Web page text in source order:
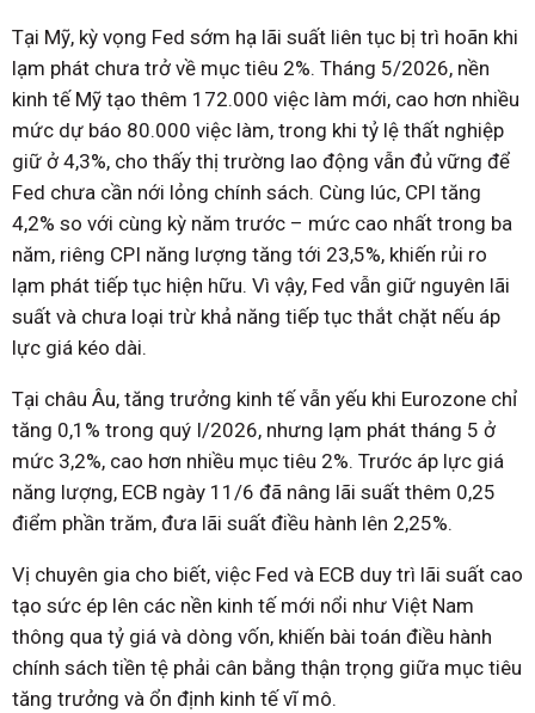
Tại Mỹ, kỳ vọng Fed sớm hạ lãi suất liên tục bị trì hoãn khi
lạm phát chưa trở về mục tiêu 2%. Tháng 5/2026, nền
kinh tế Mỹ tạo thêm 172.000 việc làm mới, cao hơn nhiều
mức dự báo 80.000 việc làm, trong khi tỷ lệ thất nghiệp
giữ ở 4,3%, cho thấy thị trường lao động vẫn đủ vững để
Fed chưa cần nới lỏng chính sách. Cùng lúc, CPI tăng
4,2% so với cùng kỳ năm trước – mức cao nhất trong ba
năm, riêng CPI năng lượng tăng tới 23,5%, khiến rủi ro
lạm phát tiếp tục hiện hữu. Vì vậy, Fed vẫn giữ nguyên lãi
suất và chưa loại trừ khả năng tiếp tục thắt chặt nếu áp
lực giá kéo dài.
Tại châu Âu, tăng trưởng kinh tế vẫn yếu khi Eurozone chỉ
tăng 0,1% trong quý I/2026, nhưng lạm phát tháng 5 ở
mức 3,2%, cao hơn nhiều mục tiêu 2%. Trước áp lực giá
năng lượng, ECB ngày 11/6 đã nâng lãi suất thêm 0,25
điểm phần trăm, đưa lãi suất điều hành lên 2,25%.
Vị chuyên gia cho biết, việc Fed và ECB duy trì lãi suất cao
tạo sức ép lên các nền kinh tế mới nổi như Việt Nam
thông qua tỷ giá và dòng vốn, khiến bài toán điều hành
chính sách tiền tệ phải cân bằng thận trọng giữa mục tiêu
tăng trưởng và ổn định kinh tế vĩ mô.